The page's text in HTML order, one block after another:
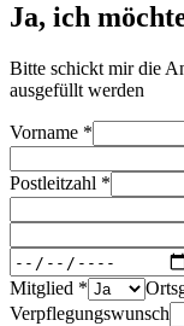
Ja, ich
Bitte schickt mir die
ausgefüllt werden
Vorname *
Postleitzahl *
Mitglied *
Verpflegungswunsch